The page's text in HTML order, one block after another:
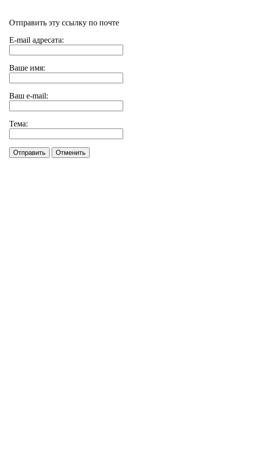
Отправить эту ссылку по почте
E-mail адресата:
Ваше имя:
Ваш e-mail:
Тема:
Отправить Отменить